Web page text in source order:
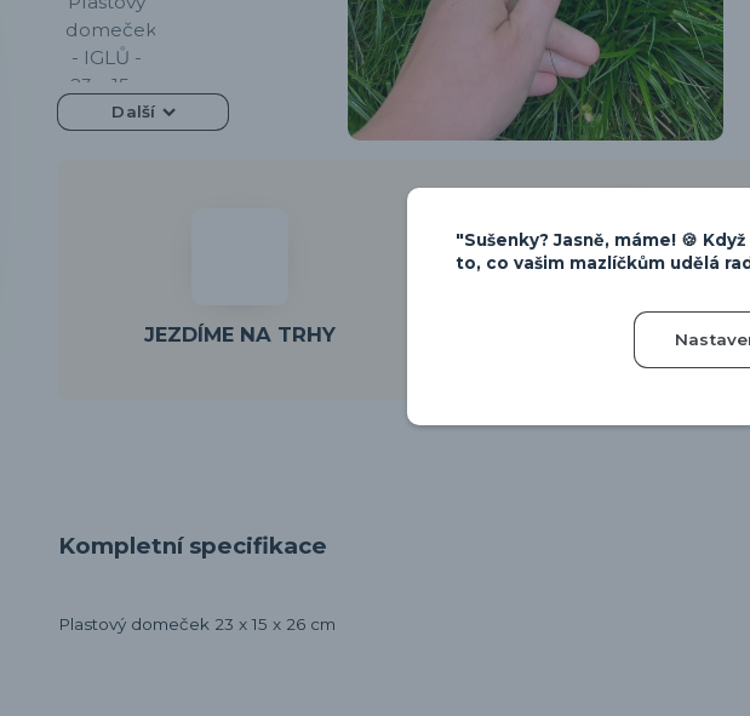
Další
JEZDÍME NA TRHY
PARTNERSTVÍ S
Kompletní specifikace
Plastový domeček 23 x 15 x 26 cm
"Sušenky? Jasně, máme! 🍪
to, co vašim mazlíčkům udělá